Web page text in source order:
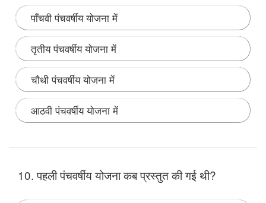
पाँचवी पंचवर्षीय योजना में
तृतीय पंचवर्षीय योजना में
चौथी पंचवर्षीय योजना में
आठवी पंचवर्षीय योजना में
10. पहली पंचवर्षीय योजना कब प्रस्तुत की गई थी?